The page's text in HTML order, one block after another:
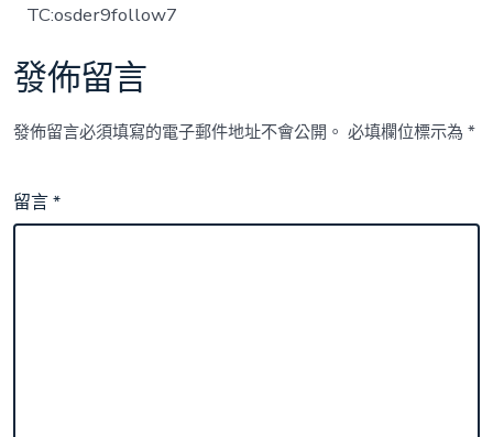
TC:osder9follow7
發佈留言
發佈留言必須填寫的電子郵件地址不會公開。 必填欄位標示為*
留言*